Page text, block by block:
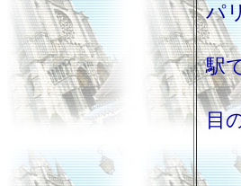
パ
駅
目